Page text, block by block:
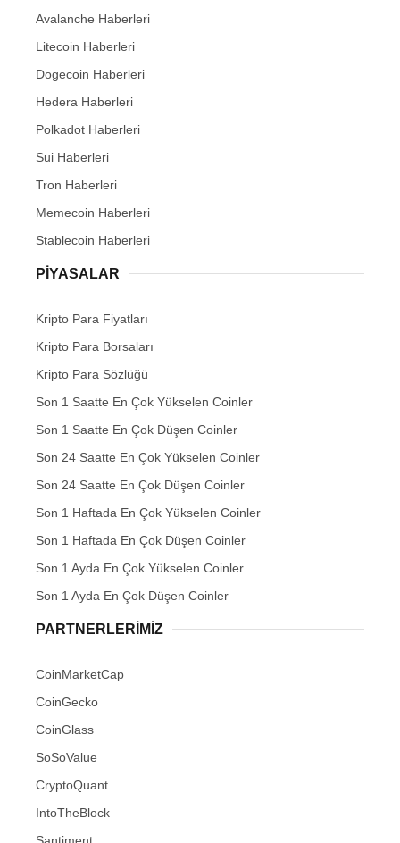
Avalanche Haberleri
Litecoin Haberleri
Dogecoin Haberleri
Hedera Haberleri
Polkadot Haberleri
Sui Haberleri
Tron Haberleri
Memecoin Haberleri
Stablecoin Haberleri
PIYASALAR
Kripto Para Fiyatları
Kripto Para Borsaları
Kripto Para Sözlüğü
Son 1 Saatte En Çok Yükselen Coinler
Son 1 Saatte En Çok Düşen Coinler
Son 24 Saatte En Çok Yükselen Coinler
Son 24 Saatte En Çok Düşen Coinler
Son 1 Haftada En Çok Yükselen Coinler
Son 1 Haftada En Çok Düşen Coinler
Son 1 Ayda En Çok Yükselen Coinler
Son 1 Ayda En Çok Düşen Coinler
PARTNERLERIMIZ
CoinMarketCap
CoinGecko
CoinGlass
SoSoValue
CryptoQuant
IntoTheBlock
Santiment